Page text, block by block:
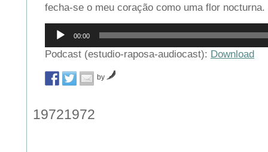
fecha-se o meu coração como uma flor nocturna.
Reprodutor
áudio
00:00
Podcast (estudio-raposa-audiocast): Download
by
19721972